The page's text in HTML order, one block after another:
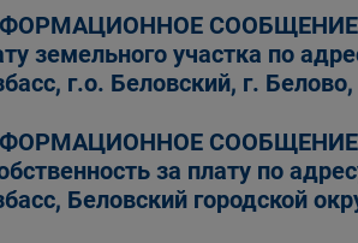
СООБЩЕНИЕ о
земельного участка по
г.о. Беловский, г.
СООБЩЕНИЕ о
за плату по
Беловский городской